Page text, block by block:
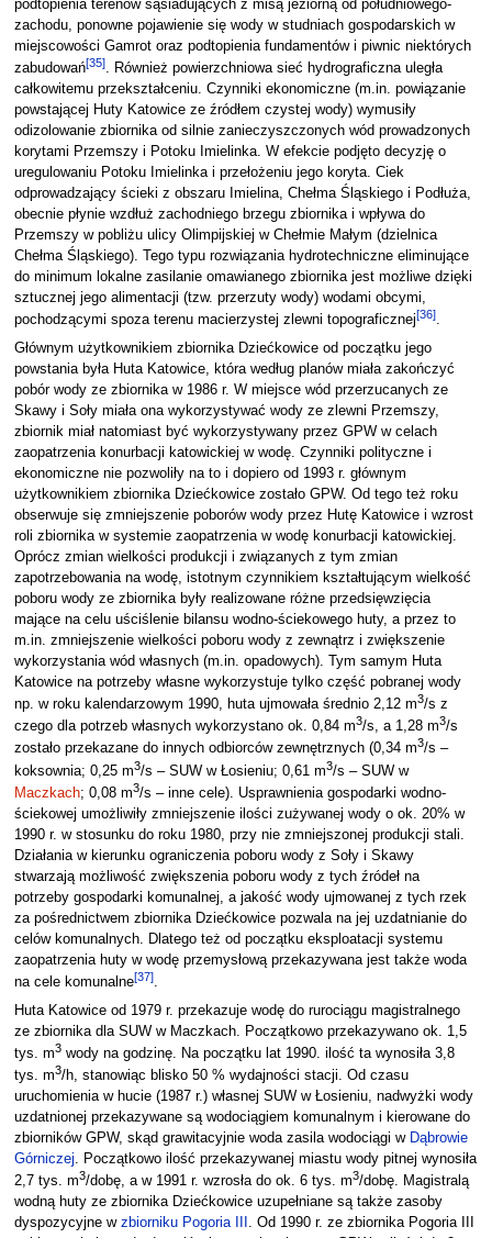
podtopienia terenów sąsiadujących z misą jeziorną od południowego-
zachodu, ponowne pojawienie się wody w studniach gospodarskich w
miejscowości Gamrot oraz podtopienia fundamentów i piwnic niektórych
zabudowań[35]. Również powierzchniowa sieć hydrograficzna uległa
całkowitemu przekształceniu. Czynniki ekonomiczne (m.in. powiązanie
powstającej Huty Katowice ze źródłem czystej wody) wymusiły
odizolowanie zbiornika od silnie zanieczyszczonych wód prowadzonych
korytami Przemszy i Potoku Imielinka. W efekcie podjęto decyzję o
uregulowaniu Potoku Imielinka i przełożeniu jego koryta. Ciek
odprowadzający ścieki z obszaru Imielina, Chełma Śląskiego i Podłuża,
obecnie płynie wzdłuż zachodniego brzegu zbiornika i wpływa do
Przemszy w pobliżu ulicy Olimpijskiej w Chełmie Małym (dzielnica
Chełma Śląskiego). Tego typu rozwiązania hydrotechniczne eliminujące
do minimum lokalne zasilanie omawianego zbiornika jest możliwe dzięki
sztucznej jego alimentacji (tzw. przerzuty wody) wodami obcymi,
pochodzącymi spoza terenu macierzystej zlewni topograficznej[36].
Głównym użytkownikiem zbiornika Dziećkowice od początku jego
powstania była Huta Katowice, która według planów miała zakończyć
pobór wody ze zbiornika w 1986 r. W miejsce wód przerzucanych ze
Skawy i Soły miała ona wykorzystywać wody ze zlewni Przemszy,
zbiornik miał natomiast być wykorzystywany przez GPW w celach
zaopatrzenia konurbacji katowickiej w wodę. Czynniki polityczne i
ekonomiczne nie pozwoliły na to i dopiero od 1993 r. głównym
użytkownikiem zbiornika Dziećkowice zostało GPW. Od tego też roku
obserwuje się zmniejszenie poborów wody przez Hutę Katowice i wzrost
roli zbiornika w systemie zaopatrzenia w wodę konurbacji katowickiej.
Oprócz zmian wielkości produkcji i związanych z tym zmian
zapotrzebowania na wodę, istotnym czynnikiem kształtującym wielkość
poboru wody ze zbiornika były realizowane różne przedsięwzięcia
mające na celu uściślenie bilansu wodno-ściekowego huty, a przez to
m.in. zmniejszenie wielkości poboru wody z zewnątrz i zwiększenie
wykorzystania wód własnych (m.in. opadowych). Tym samym Huta
Katowice na potrzeby własne wykorzystuje tylko część pobranej wody
np. w roku kalendarzowym 1990, huta ujmowała średnio 2,12 m3/s z
czego dla potrzeb własnych wykorzystano ok. 0,84 m3/s, a 1,28 m3/s
zostało przekazane do innych odbiorców zewnętrznych (0,34 m3/s –
koksownia; 0,25 m3/s – SUW w Łosieniu; 0,61 m3/s – SUW w
Maczkach; 0,08 m3/s – inne cele). Usprawnienia gospodarki wodno-
ściekowej umożliwiły zmniejszenie ilości zużywanej wody o ok. 20% w
1990 r. w stosunku do roku 1980, przy nie zmniejszonej produkcji stali.
Działania w kierunku ograniczenia poboru wody z Soły i Skawy
stwarzają możliwość zwiększenia poboru wody z tych źródeł na
potrzeby gospodarki komunalnej, a jakość wody ujmowanej z tych rzek
za pośrednictwem zbiornika Dziećkowice pozwala na jej uzdatnianie do
celów komunalnych. Dlatego też od początku eksploatacji systemu
zaopatrzenia huty w wodę przemysłową przekazywana jest także woda
na cele komunalne[37].
Huta Katowice od 1979 r. przekazuje wodę do rurociągu magistralnego
ze zbiornika dla SUW w Maczkach. Początkowo przekazywano ok. 1,5
tys. m3wody na godzinę. Na początku lat 1990. ilość ta wynosiła 3,8
tys. m3/h, stanowiąc blisko 50 % wydajności stacji. Od czasu
uruchomienia w hucie (1987 r.) własnej SUW w Łosieniu, nadwyżki wody
uzdatnionej przekazywane są wodociągiem komunalnym i kierowane do
zbiorników GPW, skąd grawitacyjnie woda zasila wodociągi w Dąbrowie
Górniczej. Początkowo ilość przekazywanej miastu wody pitnej wynosiła
2,7 tys. m3/dobę, a w 1991 r. wzrosła do ok. 6 tys. m3/dobę. Magistralą
wodną huty ze zbiornika Dziećkowice uzupełniane są także zasoby
dyspozycyjne w zbiorniku Pogoria III . Od 1990 r. ze zbiornika Pogoria III